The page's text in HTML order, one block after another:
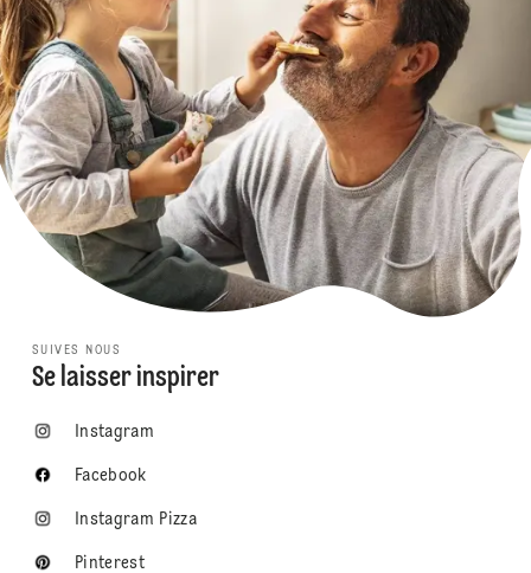
SUIVES NOUS
Se laisser inspirer
Instagram
Facebook
Instagram Pizza
Pinterest